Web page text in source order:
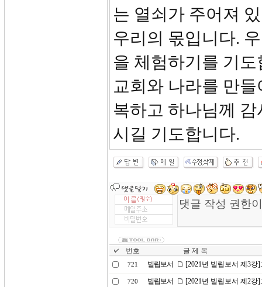
는 열쇠가 주어져
우리의 몫입니다.
을 체험하기를 기
교회와 나라를 만
복하고 하나님께
시길 기도합니다.
번호 글 제 목
721 빌립보서 [2021년 빌립보서 제3강
720 빌립보서 [2021년 빌립보서 제2